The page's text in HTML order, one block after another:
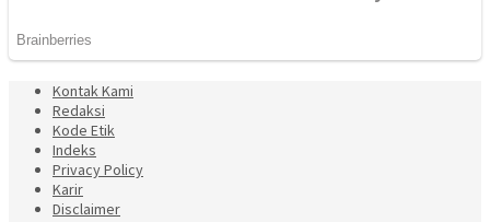
Kontak Kami
Redaksi
Kode Etik
Indeks
Privacy Policy
Karir
Disclaimer